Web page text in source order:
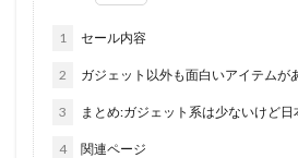
1 セール内容
2 ガジェット以外も面白いアイテムが
3 まとめ:ガジェット系は少ないけど
4 関連ページ